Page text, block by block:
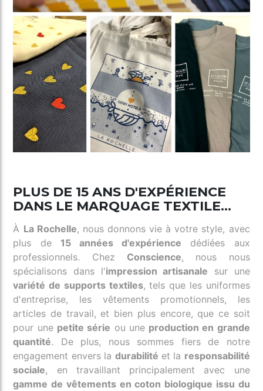
PLUS DE 15 ANS D'EXPÉRIENCE
DANS LE MARQUAGE TEXTILE...
À La Rochelle, nous donnons vie à votre style, avec
plus de 15 années d'expérience dédiées aux
professionnels. Chez Conscience, nous nous
spécialisons dans l'impression artisanale sur une
variété de supports textiles, tels que les uniformes
d'entreprise, les vêtements promotionnels, les
articles de travail, et bien plus encore, que ce soit
pour une petite série ou une production en grande
quantité. De plus, nous sommes fiers de notre
engagement envers la durabilité et la responsabilité
sociale, en travaillant principalement avec une
gamme de vêtements en coton biologique issu du